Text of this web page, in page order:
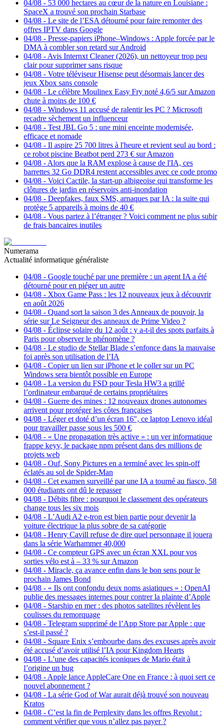
04/08 - 53 000 hectares au cœur de la nature en Louisiane :
SpaceX a trouvé son prochain Starbase
04/08 - Le site de l’ESA détourné pour faire remonter des
offres IPTV dans Google
04/08 - Presse-papiers iPhone–Windows : Apple forcée par le
DMA à combler son retard sur Android
04/08 - Avis Internxt Cleaner (2026), un nettoyeur trop peu
clair pour supprimer sans risque
04/08 - Votre téléviseur Hisense peut désormais lancer des
jeux Xbox sans console
04/08 - Le célèbre Moulinex Easy Fry noté 4,6/5 sur Amazon
chute à moins de 100 €
04/08 - Windows 11 accusé de ralentir les PC ? Microsoft
recadre sèchement un influenceur
04/08 - Test JBL Go 5 : une mini enceinte modernisée,
efficace et nomade
04/08 - Il aspire 25 700 litres à l'heure et revient seul au bord :
ce robot piscine Beatbot perd 273 € sur Amazon
04/08 - Alors que la RAM explose à cause de l'IA, ces
barrettes 32 Go DDR4 restent accessibles avec ce code promo
04/08 - Voici Cactile, la start-up albigeoise qui transforme les
clôtures de jardin en réservoirs anti-inondation
04/08 - Deepfakes, faux SMS, arnaques par IA : la suite qui
protège 5 appareils à moins de 40 €
04/08 - Vous partez à l’étranger ? Voici comment ne plus subir
de frais bancaires inutiles
Numerama
Actualité informatique généraliste
04/08 - Google touché par une première : un agent IA a été
détourné pour en piéger un autre
04/08 - Xbox Game Pass : les 12 nouveaux jeux à découvrir
en août 2026
04/08 - Quand sort la saison 3 des Anneaux de pouvoir, la
série sur Le Seigneur des anneaux de Prime Video ?
04/08 - Éclipse solaire du 12 août : y a-t-il des spots parfaits à
Paris pour observer le phénomène ?
04/08 - Le studio de Stellar Blade s’enfonce dans la mauvaise
foi après son utilisation de l’IA
04/08 - Copier un lien sur iPhone et le coller sur un PC
Windows sera bientôt possible en Europe
04/08 - La version du FSD pour Tesla HW3 a grillé
l’ordinateur embarqué de certains propriétaires
04/08 - Guerre des mines : 12 nouveaux drones autonomes
arrivent pour protéger les côtes françaises
04/08 - Léger et doté d’un écran 16″, ce laptop Lenovo idéal
pour travailler passe sous les 500 €
04/08 - « Une propagation très active » : un ver informatique
frappe keyv, le package npm présent dans des millions de
projets web
04/08 - Ouf, Sony Pictures en a terminé avec les spin-off
éclatés au sol de Spider-Man
04/08 - Cet examen surveillé par une IA a tourné au fiasco, 58
000 étudiants ont dû le repasser
04/08 - Débits fibre : pourquoi le classement des opérateurs
change tous les six mois
04/08 - L’Audi A2 e-tron est bien partie pour devenir la
voiture électrique la plus sobre de sa catégorie
04/08 - Henry Cavill refuse de dire quel personnage il jouera
dans la série Warhammer 40,000
04/08 - Ce compteur GPS avec un écran XXL pour vos
sorties vélo est à – 33 % sur Amazon
04/08 - Miracle, ça avance enfin dans le bon sens pour le
prochain James Bond
04/08 - « Ils ont confondu deux noms asiatiques » : OpenAI
publie des messages internes pour contrer la plainte d’Apple
04/08 - Starship en mer : des photos satellites révèlent les
coulisses du remorquage
04/08 - Telegram supprimé de l’App Store par Apple : que
s’est-il passé ?
04/08 - Square Enix s’embourbe dans des excuses après avoir
été accusé d’avoir utilisé l’IA pour Kingdom Hearts
04/08 - L’une des capacités iconiques de Mario était à
l’origine un bug
04/08 - Apple lance AppleCare One en France : à quoi sert ce
nouvel abonnement ?
04/08 - La série God of War aurait déjà trouvé son nouveau
Kratos
04/08 - C’est la fin de Perplexity dans les offres Revolut :
comment vérifier que vous n’allez pas payer ?